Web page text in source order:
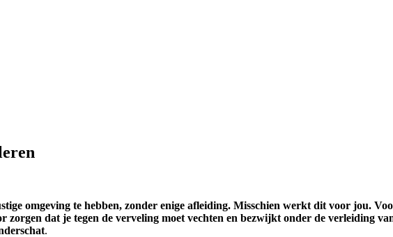
omgeving te hebben, zonder enige afleiding. Misschien werkt dit voor jou.
zorgen dat je tegen de verveling moet vechten en bezwijkt onder de verleiding
.